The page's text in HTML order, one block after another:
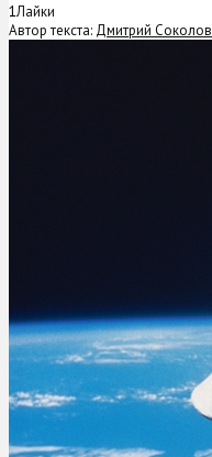
1Лайки
Автор текста: Дмитрий Соколов